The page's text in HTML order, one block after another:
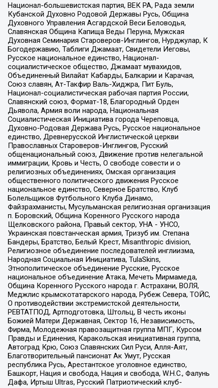
Национал-большевистская партия, ВЕК РА, Рада земли
Кубанской Духовно Родовой Державы Русь, Община
Духовного Управления Асгардской Веси Беловодья,
Славянская Община Капища Веды Перуна, Мужская
Духовная Семинария Староверов-Инглингов, Нурджулар, К
Богодержавию, Таблиги Джамаат, Свидетели Иеговы,
Русское национальное единство, Национал-
социалистическое общество, Джамаат мувахидов,
Объединенный Вилайат Кабарды, Балкарии и Карачая,
Союз славян, Ат-Такфир Валь-Хиджра, Пит Буль,
Национал-социалистическая рабочая партия России,
Славянский союз, Формат-18, Благородный Орден
Дьявола, Армия воли народа, Национальная
Социалистическая Инициатива города Череповца,
Духовно-Родовая Держава Русь, Русское национальное
единство, Древнерусской Инглистической церкви
Православных Староверов-Инглингов, Русский
общенациональный союз, Движение против нелегальной
иммиграции, Кровь и Честь, О свободе совести и о
религиозных объединениях, Омская организация
общественного политического движения Русское
национальное единство, Северное Братство, Клуб
Болельщиков Футбольного Клуба Динамо,
Файзрахманисты, Мусульманская религиозная организация
п. Боровский, Община Коренного Русского народа
Щелковского района, Правый сектор, УНА - УНСО,
Украинская повстанческая армия, Тризуб им. Степана
Бандеры, Братство, Белый Крест, Misanthropic division,
Религиозное объединение последователей инглиизма,
Народная Социальная Инициатива, TulaSkins,
Этнополитическое объединение Русские, Русское
национальное объединение Атака, Мечеть Мирмамеда,
Община Коренного Русского народа г. Астрахани, ВОЛЯ,
Меджлис крымскотатарского народа, Рубеж Севера, ТОЙС,
О противодействии экстремистской деятельности,
РЕВТАТПОД, Артподготовка, Штольц, В честь иконы
Божией Матери Державная, Сектор 16, Независимость,
Фирма, Молодежная правозащитная группа МПГ, Курсом
Правды и Единения, Каракольская инициативная группа,
Автоград Крю, Союз Славянских Сил Руси, Алля-Аят,
Благотворительный пансионат Ак Умут, Русская
республика Русь, Арестантское уголовное единство,
Башкорт, Нация и свобода, Нация и свобода, W.H.С., Фалунь
Дафа, Иртыш Ultras, Русский Патриотический клуб-